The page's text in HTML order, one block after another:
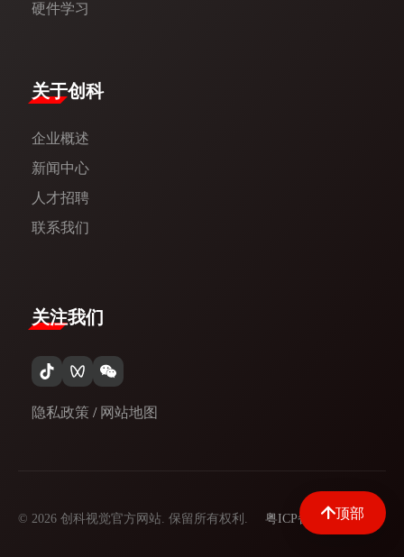
顶部
硬件学习
​关于创科​
企业概述
新闻中心​
人才招聘
联系我们
关注我们
隐私政策 / 网站地图
© 2026 创科视觉官方网站. 保留所有权利. 粤ICP备09097329号